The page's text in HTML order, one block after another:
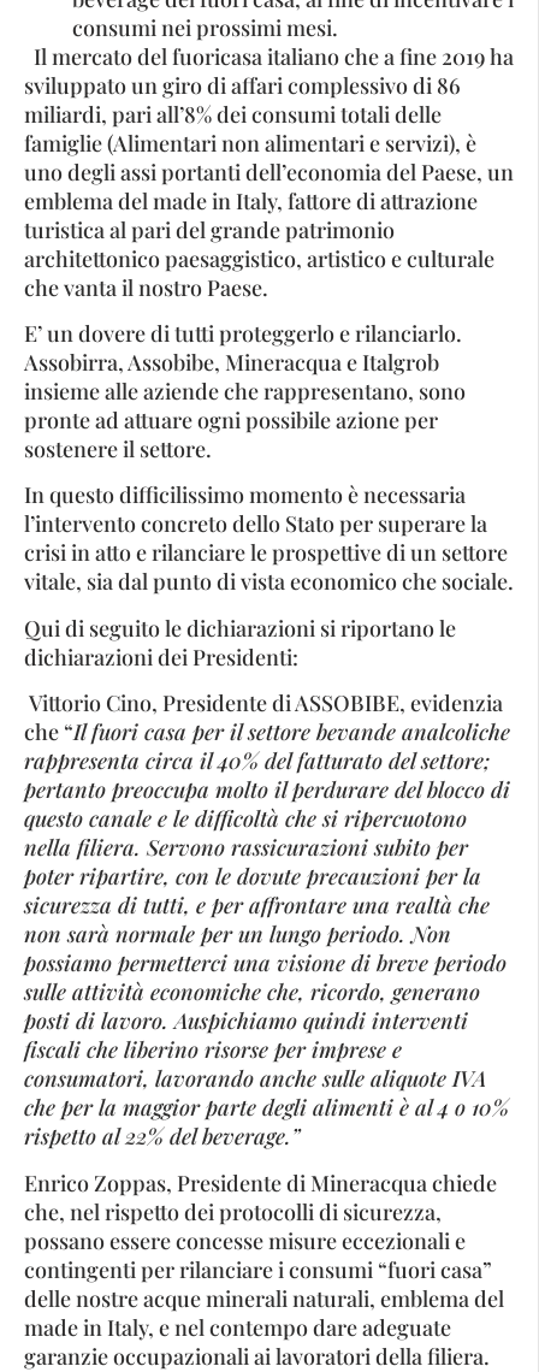
consumi nei prossimi mesi.
Il mercato del fuoricasa italiano che a fine 2019 ha
sviluppato un giro di affari complessivo di 86
miliardi, pari all’8% dei consumi totali delle
famiglie (Alimentari non alimentari e servizi), è
uno degli assi portanti dell’economia del Paese, un
emblema del made in Italy, fattore di attrazione
turistica al pari del grande patrimonio
architettonico paesaggistico, artistico e culturale
che vanta il nostro Paese.
E’ un dovere di tutti proteggerlo e rilanciarlo.
Assobirra, Assobibe, Mineracqua e Italgrob
insieme alle aziende che rappresentano, sono
pronte ad attuare ogni possibile azione per
sostenere il settore.
In questo difficilissimo momento è necessaria
l’intervento concreto dello Stato per superare la
crisi in atto e rilanciare le prospettive di un settore
vitale, sia dal punto di vista economico che sociale.
Qui di seguito le dichiarazioni si riportano le
dichiarazioni dei Presidenti:
Vittorio Cino, Presidente di ASSOBIBE, evidenzia
che “Il fuori casa per il settore bevande analcoliche
rappresenta circa il 40% del fatturato del settore;
pertanto preoccupa molto il perdurare del blocco di
questo canale e le difficoltà che si ripercuotono
nella filiera. Servono rassicurazioni subito per
poter ripartire, con le dovute precauzioni per la
sicurezza di tutti, e per affrontare una realtà che
non sarà normale per un lungo periodo. Non
possiamo permetterci una visione di breve periodo
sulle attività economiche che, ricordo, generano
posti di lavoro. Auspichiamo quindi interventi
fiscali che liberino risorse per imprese e
consumatori, lavorando anche sulle aliquote IVA
che per la maggior parte degli alimenti è al 4 o 10%
rispetto al 22% del beverage.”
Enrico Zoppas, Presidente di Mineracqua chiede
che, nel rispetto dei protocolli di sicurezza,
possano essere concesse misure eccezionali e
contingenti per rilanciare i consumi “fuori casa”
delle nostre acque minerali naturali, emblema del
made in Italy, e nel contempo dare adeguate
garanzie occupazionali ai lavoratori della filiera.